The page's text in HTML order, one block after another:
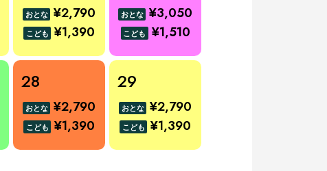
おとな ¥2,790
こども ¥1,390
おとな ¥3,050
こども ¥1,510
28
おとな ¥2,790
こども ¥1,390
29
おとな ¥2,790
こども ¥1,390